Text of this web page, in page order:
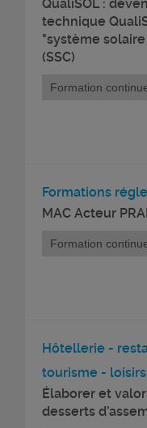
QualiSOL :
technique
"système
(SSC)
Formation
Formations
MAC Acteur
Formation
Hôtellerie -
tourisme - loisirs
Élaborer et
desserts